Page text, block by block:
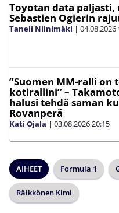
Toyotan data
Sebastien Ogierin
Taneli Niinimäki | 04.08.2026
”Suomen MM-ralli on
kotirallini” –
halusi tehdä saman
Rovanperä
Kati Ojala | 03.08.202620:15
AIHEET Formula 1
Räikkönen Kimi